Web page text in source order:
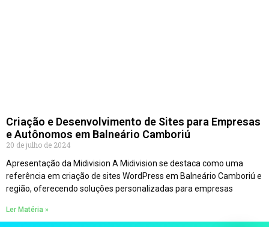
Criação e Desenvolvimento de Sites para Empresas
e Autônomos em Balneário Camboriú
20 de julho de 2024
Apresentação da Midivision A Midivision se destaca como uma
referência em criação de sites WordPress em Balneário Camboriú e
região, oferecendo soluções personalizadas para empresas
Ler Matéria »